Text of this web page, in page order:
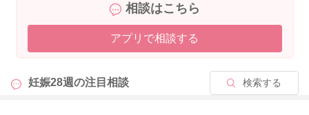
違っていたとしても、先生にもこれまでのことをお伝えいただ
き、ご相談をされてみてもいいと思いますよ。
なのでその点で負担が大きくなることがあると思うのですが、
不安なままで過ごされるのよりは良いこともたくさんあると思
相談はこちら
アプリで相談する
妊娠28週の注目相談 検索する